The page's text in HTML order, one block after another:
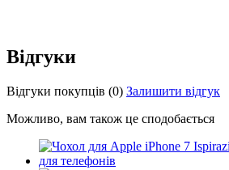
Відгуки
Відгуки покупців (0) Залишити відгук
Можливо, вам також це сподобається